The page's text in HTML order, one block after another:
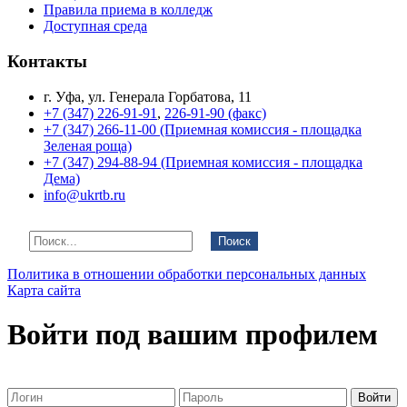
Правила приема в колледж
Доступная среда
Контакты
г. Уфа, ул. Генерала Горбатова, 11
+7 (347) 226-91-91 , 226-91-90 (факс)
+7 (347) 266-11-00 (Приемная комиссия - площадка
Зеленая роща)
+7 (347) 294-88-94 (Приемная комиссия - площадка
Дема)
info@ukrtb.ru
Поиск
Политика в отношении обработки персональных данных
Карта сайта
Войти под вашим профилем